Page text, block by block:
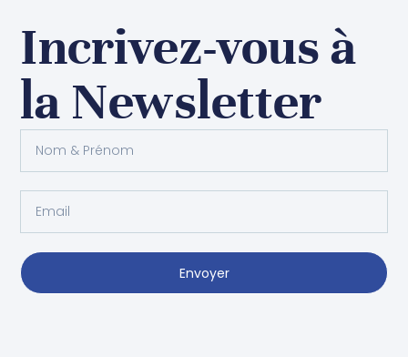
Incrivez-vous à
la Newsletter
Envoyer